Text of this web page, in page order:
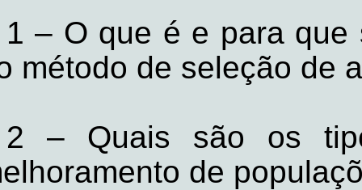
1 – O que é e para que
método de seleção de
2 – Quais são os
de